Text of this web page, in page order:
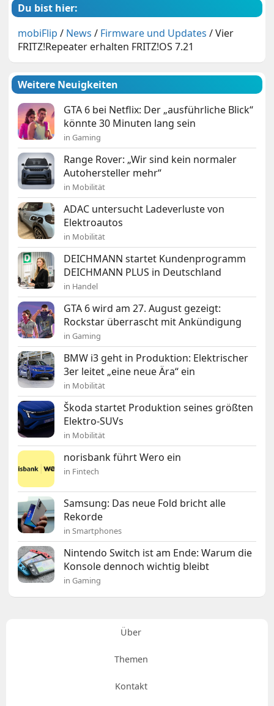
Du bist hier:
mobiFlip / News / Firmware und Updates /Vier
FRITZ!Repeater erhalten FRITZ!OS 7.21
Weitere Neuigkeiten
GTA 6 bei Netflix: Der „ausführliche Blick“
könnte 30 Minuten lang sein
in Gaming
Range Rover: „Wir sind kein normaler
Autohersteller mehr“
in Mobilität
ADAC untersucht Ladeverluste von
Elektroautos
in Mobilität
DEICHMANN startet Kundenprogramm
DEICHMANN PLUS in Deutschland
in Handel
GTA 6 wird am 27. August gezeigt:
Rockstar überrascht mit Ankündigung
in Gaming
BMW i3 geht in Produktion: Elektrischer
3er leitet „eine neue Ära“ ein
in Mobilität
Škoda startet Produktion seines größten
Elektro-SUVs
in Mobilität
norisbank führt Wero ein
in Fintech
Samsung: Das neue Fold bricht alle
Rekorde
in Smartphones
Nintendo Switch ist am Ende: Warum die
Konsole dennoch wichtig bleibt
in Gaming
Über
Themen
Kontakt